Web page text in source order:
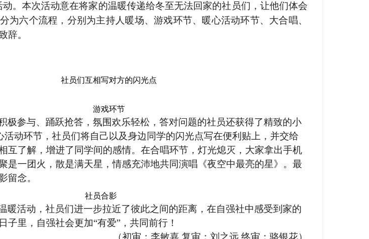
。本次活动意在将家的温暖传递给冬至无法回家的社员们，让他们体会
为六个流程，分别为主持人暖场、游戏环节、暖心活动环节、大合唱、
辞。
社员们互相写对方的闪光点
游戏环节
极参与、踊跃抢答，氛围欢乐轻松，答对问题的社员还获得了精致的小
活动环节，社员们将自己以及身边同学的闪光点写在便利贴上，并交给
互了解，增进了同学间的感情。在合唱环节，灯光熄灭，大家拿出手机
是一团火，散是满天星，情感充沛地共同演唱《夜空中最亮的星》。最
留念。
社员合影
暖活动，社员们进一步拉近了彼此之间的距离，在自强社中感受到家的
子里，自强社会更加“有爱”，共同前行！
（初审：李敏嘉 复审：刘之远 终审：骆银花）